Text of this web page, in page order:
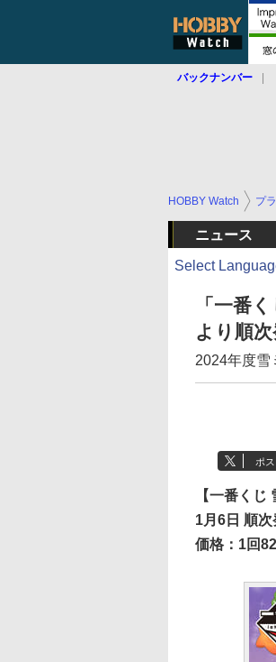
バックナンバー
HOBBY Watch プ
ニュース
Select
「一番
より順次
2024年度雪
ポス
【一番く
1月6日 順次
価格：1回